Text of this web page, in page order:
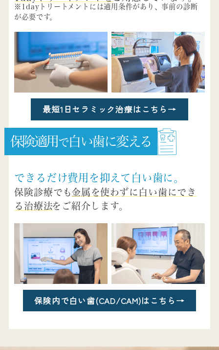
※1dayトリートメントには適用条件があり、事前の診断
が必要です。
最短1日セラミック治療はこちら →
保険適用で白い歯に変える
できるだけ費用を抑えて白い歯に。
保険診療でも金属を使わずに白い歯にでき
る治療法をご紹介します。
保険内で白い歯(CAD/CAM)はこちら →